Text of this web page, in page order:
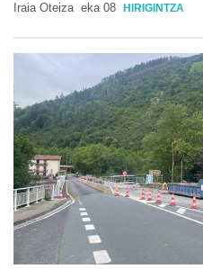
Iraia Oteiza eka 08 HIRIGINTZA